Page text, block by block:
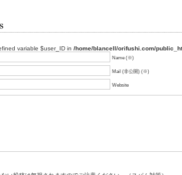
variable $user_ID in /home/blancell/orifushi.com/
Name (※)
Mail (非公開) (※)
Website